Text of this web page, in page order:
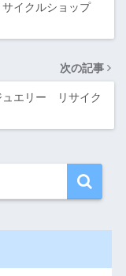
イクルショップ
次の記事
エリー リサイク